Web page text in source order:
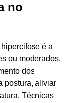
no
é a
ou moderados.
dos
postura, aliviar
Técnicas